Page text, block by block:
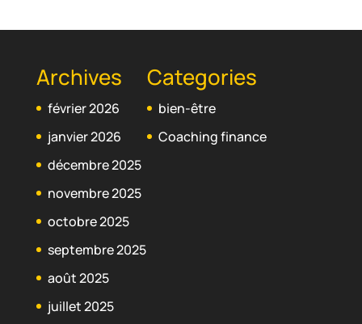
Archives
février 2026
janvier 2026
décembre 2025
novembre 2025
octobre 2025
septembre 2025
août 2025
juillet 2025
Categories
bien-être
Coaching finance